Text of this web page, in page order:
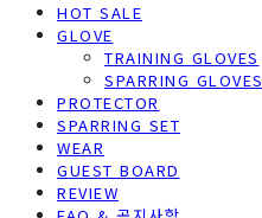
HOT SALE
GLOVE
TRAINING GLOVES
SPARRING GLOVES
PROTECTOR
SPARRING SET
WEAR
GUEST BOARD
REVIEW